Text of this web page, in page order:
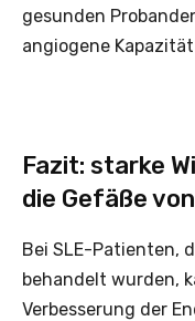
gesunden
angiogene
Fazit: starke
die Gefäße
Bei SLE-Patienten,
behandelt wurden,
Verbesserung der